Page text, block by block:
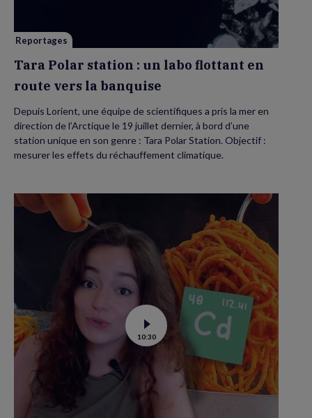
la
Reportages
Tara Polar station : un labo flottant en
route vers la banquise
Depuis Lorient, une équipe de scientifiques a pris la mer en
direction de l’Arctique le 19 juillet dernier, à bord d’une
station unique en son genre : Tara Polar Station. Objectif :
mesurer les effets du réchauffement climatique.
Voir
la
vidéo
Contamination
au
cadmium :
ce
10:30